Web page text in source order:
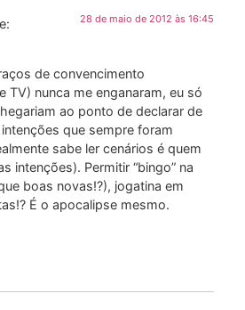
28 de maio de 2012 às 16:45
de convencimento
TV) nunca me enganaram, eu só
ao ponto de declarar de
que sempre foram
sabe ler cenários é quem
intenções). Permitir “bingo” na
boas novas!?), jogatina em
É o apocalipse mesmo.